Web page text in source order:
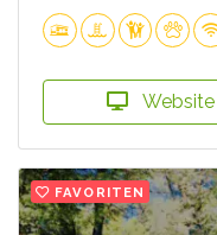
Website
FAVORITEN